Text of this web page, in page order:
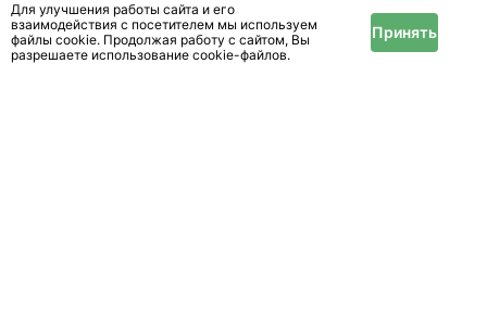
Для улучшения работы сайта и его
взаимодействия с посетителем мы используем
файлы cookie. Продолжая работу с сайтом, Вы
разрешаете использование cookie-файлов.
Принять